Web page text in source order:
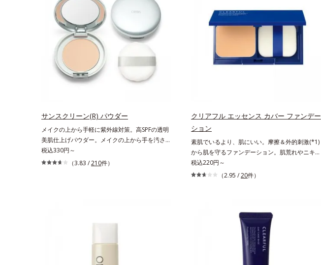
ぎ、キレイが長持ちします。軽やかにのびるリキ
ッドが肌にほわっとべールをかけて、肌キメがふ
っくら整うかのよう(*3)。つっぱらないここちよ
い密着感で、さまざまなタイプのファンデと併用
できます。毛穴が気になる箇所への部分使いも
OK。*1 ファンデーションがくずれて毛穴に落ち
ること*2 酸化チタン配合＝カバー力向上成分*3
メイク効果による
くなったような、うるツヤ美肌を演出します。*
ラウロイルリシン配合＝肌なじみを良くする仕上
がり向上粉体
サンスクリーン(R) パウダー
メイクの上から手軽に紫外線対策。高SPFの透明
美肌仕上げパウダー。メイクの上から手を汚さず
に紫外線対策ができるUVカットパウダーで
す。“素肌のようななめらかな軽さ”と“高いUVカ
ムースヴェールパウダー(*1)」にあります。7種
ルをかけるようにカバー。さらに板状粉体が光を
税込330円～
（3.83 /210件）
クリアフル エッセンス カバー ファンデー
ション
素肌でいるより、肌にいい。摩擦＆外的刺激(*1)
から肌を守るファンデーション。肌荒れやニキビ
があると、ファンデーションを塗っていいか悩む
もの。とはいえ、素肌のままでは紫外線など外的
のがベスト。「クリアフル エッセンス カバー フ
ァンデーション」は紫外線吸収剤不使用のうえ、
敏感肌対象パッチテスト済(*2)、ノンコメドジェ
ニックテスト済(*3)で、とことん肌のことを考え
た設計。さらに美容成分に包まれた水分保持力の
税込220円～
（2.95 /20件）